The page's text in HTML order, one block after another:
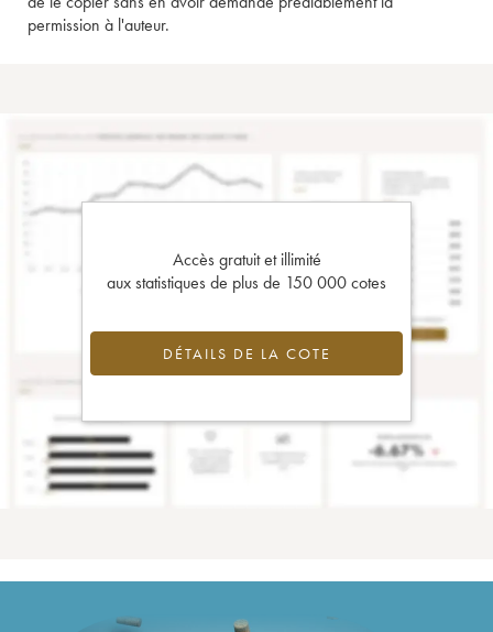
permission à l'auteur.
Accès gratuit et illimité
aux statistiques de plus de 150 000 cotes
DÉTAILS DE LA COTE